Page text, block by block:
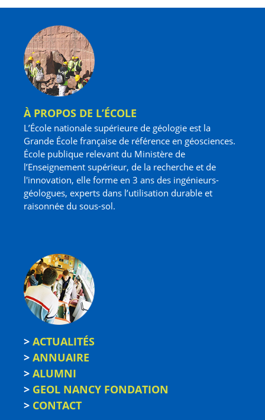
À PROPOS DE L’ÉCOLE
L’École nationale supérieure de géologie est la
Grande École française de référence en géosciences.
École publique relevant du Ministère de
l’Enseignement supérieur, de la recherche et de
l'innovation, elle forme en 3 ans des ingénieurs-
géologues, experts dans l’utilisation durable et
raisonnée du sous-sol.
> ACTUALITÉS
> ANNUAIRE
> ALUMNI
> GEOL NANCY FONDATION
> CONTACT